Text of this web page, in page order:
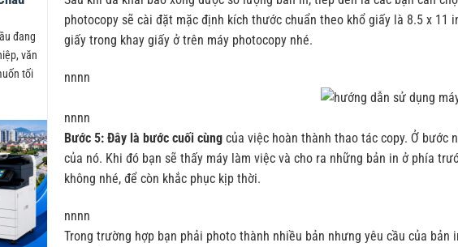
đang
văn
tối
photocopy sẽ cài đặt mặc định kích thước chuẩn theo khổ giấy là 8.5 x
giấy trong khay giấy ở trên máy photocopy nhé.
nnnn
nnnn
Bước 5: Đây là bước cuối cùngcủa việc hoàn thành thao tác copy. Ở bước
của nó. Khi đó bạn sẽ thấy máy làm việc và cho ra những bản in ở phía
không nhé, để còn khắc phục kịp thời.
nnnn
Trong trường hợp bạn phải photo thành nhiều bản nhưng yêu cầu của